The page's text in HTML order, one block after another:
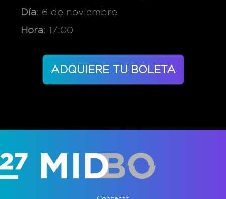
Día: 6 de noviembre
Hora: 17:00
ADQUIERE TU BOLETA